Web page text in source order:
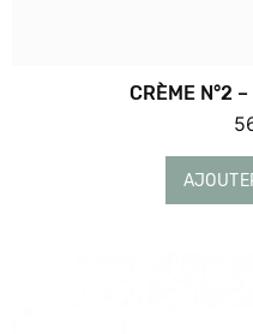
CRÈME N°2